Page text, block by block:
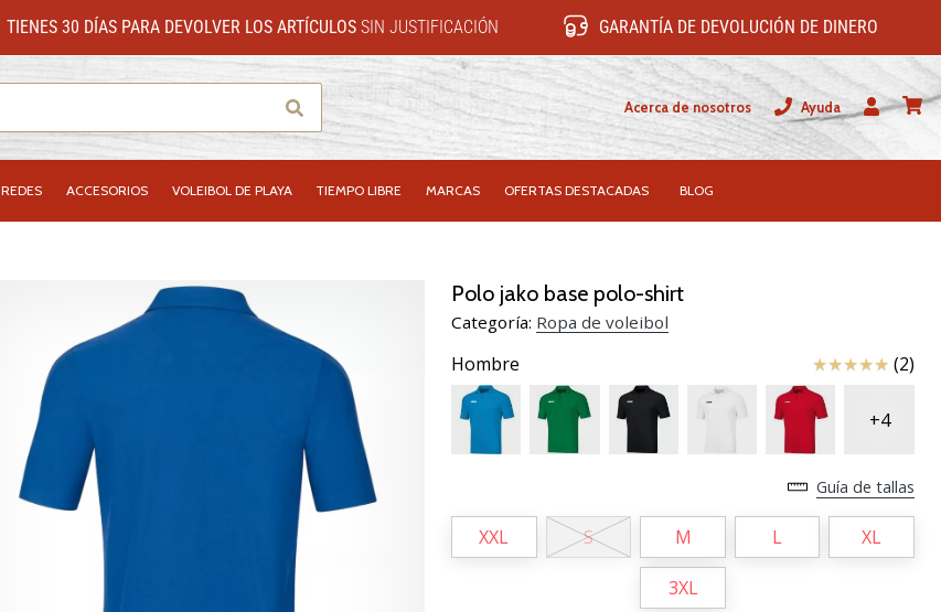
TIENES 30 DÍAS PARA DEVOLVER LOS ARTÍCULOS SIN JUSTIFICACIÓN GARANTÍA DE DEVOLUCIÓN DE DINERO
Buscar Acerca de nosotros
Ayuda
Usuario
REDES ACCESORIOS VOLEIBOL DE PLAYA TIEMPO LIBRE MARCAS OFERTAS DESTACADAS BLOG
Polo jako base polo-shirt
Categoría: Ropa de voleibol
Hombre Reseña (2)
+4
Guía de tallas
XXL S M L XL
3XL